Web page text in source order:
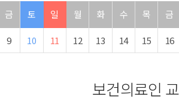
금 토 일 월 화 수 목 금
9 10 11 12 13 14 15 16
보건의료인